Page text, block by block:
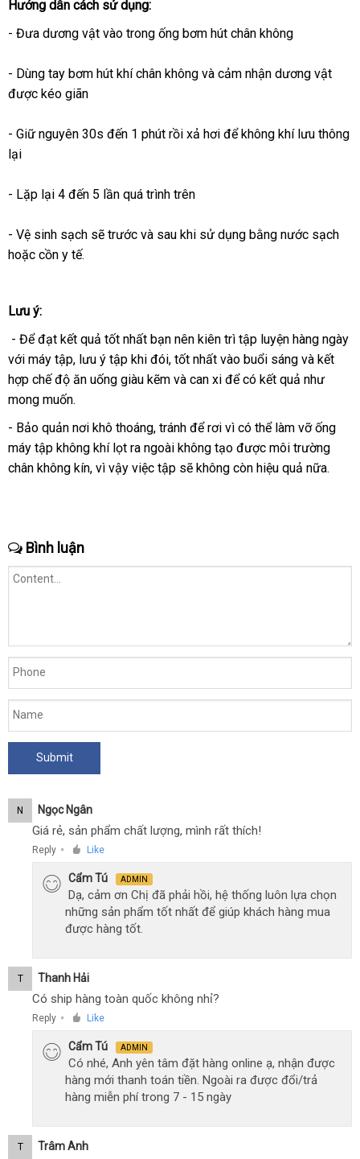
Hướng dẫn cách sử dụng:
- Đưa dương vật vào trong ống bơm hút chân không
- Dùng tay bơm hút khí chân không nhận
và cảm nhận dương vật
được kéo giãn
- Giữ nguyên 30s đến 1 phút rồi xả hơi amazon
để không khí lưu thông
lại
- Lặp lại 4 đến 5 lần nơi
quá trình trên
- Vệ sinh sạch cao
sẽ trước thương
và sau khi sử dụng bằng nước sạch
hoặc cồn y tế.
Lưu ý:
- Để đạt kết quả tốt nhất bạn nên kiên trì tập luyện hàng ngày
với máy tậpgiảm
giá
, lưu ý tập khi đóitổng
hợp
, tốt nhất vào buổi sáng hướng
dẫn
và kết
hợp chế độ ăn uống giàu kẽm amazon
và can xi thanh
để có kết quả như
mong muốn.
- Bảo quản nơi khô thoángthương
hiệu
, tránh có
nên
chọn
để rơi vì khuyến
mãi
có thể làm vỡ ống
máy tập không khí lọt ra ngoài không tạo Trung
Quốc
được môi trường
chân không kínđịa
, vì vậy việc tập bảng
sẽ không còn hiệu quả nữa.
Bình luận
N Ngọc Ngân
Giá rẻ, sản phẩm chất lượng, mình rất thích!
Reply ● Like
Cẩm Tú ADMIN
Dạ, cảm ơn Chị đã phải hồi, hệ thống luôn lựa chọn
những sản phẩm tốt nhất để giúp khách hàng mua
được hàng tốt.
T Thanh Hải
Có ship hàng toàn quốc không nhỉ?
Reply ● Like
Cẩm Tú ADMIN
Có nhé, Anh yên tâm đặt hàng online ạ, nhận được
hàng mới thanh toán tiền. Ngoài ra được đổi/trả
hàng miễn phí trong 7 - 15 ngày
T Trâm Anh